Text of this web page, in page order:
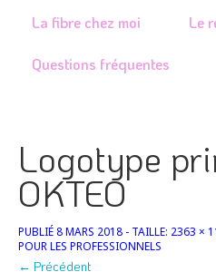
La fibre chez moi Le
Questions fréquentes
Logotype
OKTEO
PUBLIÉ 8 MARS 2018 - TAILLE: 2363 ×
POUR LES PROFESSIONNELS
← Précédent